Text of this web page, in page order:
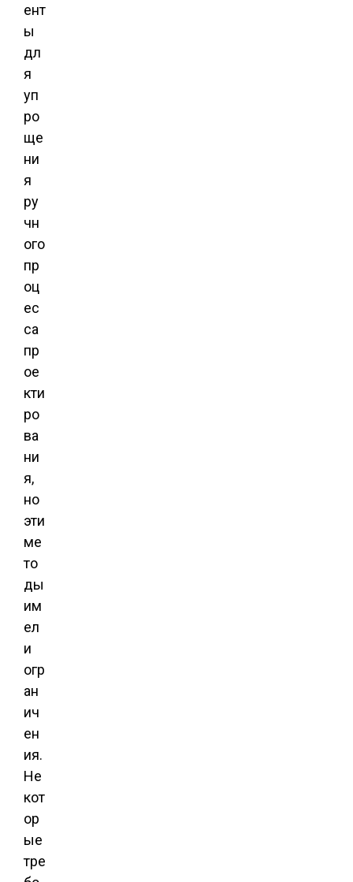
ент
ы
дл
я
уп
ро
ще
ни
я
ру
чн
ого
пр
оц
ес
са
пр
ое
кти
ро
ва
ни
я,
но
эти
ме
то
ды
им
ел
и
огр
ан
ич
ен
ия.
Не
кот
ор
ые
тре